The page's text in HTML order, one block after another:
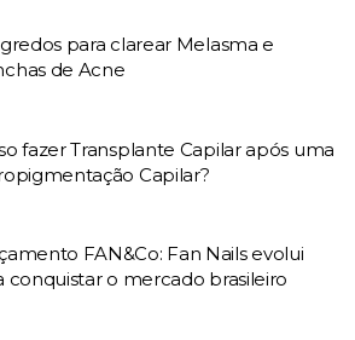
para clarear Melasma e
de Acne
fazer Transplante Capilar após uma
Capilar?
FAN&Co: Fan Nails evolui
conquistar o mercado brasileiro